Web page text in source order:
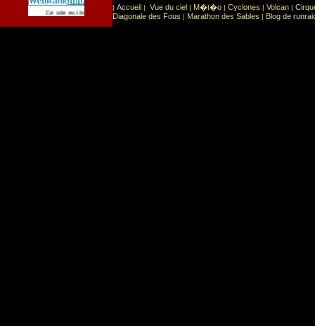
Ce site est list� dans la cat�gorie Sport Sports extr�mes
| Accueil | Vue du ciel | M�t�o | Cyclones | Volcan |
Diagonale des Fous | Marathon des Sables | Blog de